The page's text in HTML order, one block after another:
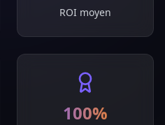
ROI moyen
100%